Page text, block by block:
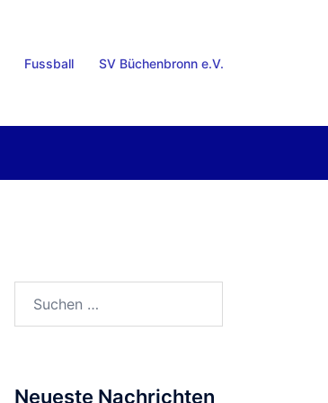
Fussball SV Büchenbronn e.V.
Neueste Nachrichten